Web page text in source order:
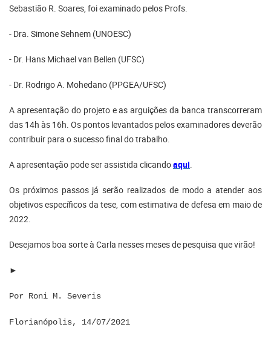
Sebastião R. Soares, foi examinado pelos Profs.
- Dra. Simone Sehnem (UNOESC)
- Dr. Hans Michael van Bellen (UFSC)
- Dr. Rodrigo A. Mohedano (PPGEA/UFSC)
A apresentação do projeto e as arguições da banca transcorreram
das 14h às 16h. Os pontos levantados pelos examinadores deverão
contribuir para o sucesso final do trabalho.
A apresentação pode ser assistida clicandoaqui.
Os próximos passos já serão realizados de modo a atender aos
objetivos específicos da tese, com estimativa de defesa em maio de
2022.
Desejamos boa sorte à Carla nesses meses de pesquisa que virão!
►
Por Roni M. Severis
Florianópolis, 14/07/2021